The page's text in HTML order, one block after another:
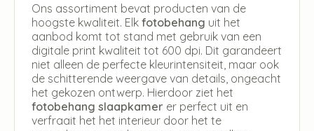
Ons assortiment bevat producten van de
hoogste kwaliteit. Elk fotobehang uit het
aanbod komt tot stand met gebruik van een
digitale print kwaliteit tot 600 dpi. Dit garandeert
niet alleen de perfecte kleurintensiteit, maar ook
de schitterende weergave van details, ongeacht
het gekozen ontwerp. Hierdoor ziet het
fotobehang slaapkamer er perfect uit en
verfraait het het interieur door het te